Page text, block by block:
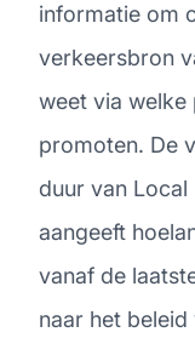
informatie om
verkeersbron
weet via
promoten. De
duur van
aangeeft
vanaf de
naar het